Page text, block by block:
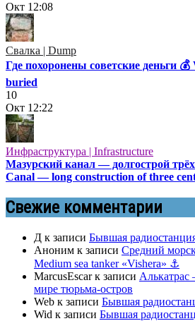
Окт 12:08
Свалка | Dump
Где похоронены советские деньги
buried
10
Окт 12:22
Инфраструктура | Infrastructure
Мазурский канал — долгострой
Canal — long construction of three
Свежие комментарии
Д к записи Бывшая
Аноним к записи Средний
Medium sea tanker «Vishera» ⚓
MarcusEscarк записи Алькатрас
мире тюрьма-остров
Web к записи Бывшая
Wid к записи Бывшая